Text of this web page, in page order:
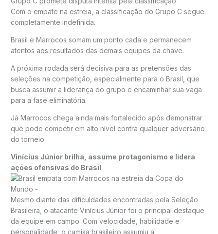
Com o empate na estreia, a classificação do Grupo C segue
completamente indefinida.
Brasil e Marrocos somam um ponto cada e permanecem
atentos aos resultados das demais equipes da chave.
A próxima rodada será decisiva para as pretensões das
seleções na competição, especialmente para o Brasil, que
busca assumir a liderança do grupo e encaminhar sua vaga
para a fase eliminatória.
Já Marrocos chega ainda mais fortalecido após demonstrar
que pode competir em alto nível contra qualquer adversário
do torneio.
Vinícius Júnior brilha, assume protagonismo e lidera
ações ofensivas do Brasil
Mesmo diante das dificuldades encontradas pela Seleção
Brasileira, o atacante Vinícius Júniorfoi o principal destaque
da equipe em campo. Com velocidade, habilidade e
personalidade, o camisa brasileiro assumiu a